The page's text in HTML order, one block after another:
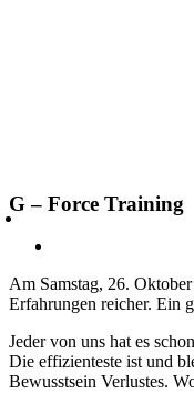
G – Force Training
Am Samstag, 26.
Erfahrungen reicher. Ein
Jeder von uns hat es
Die effizienteste ist und
Bewusstsein Verlustes.